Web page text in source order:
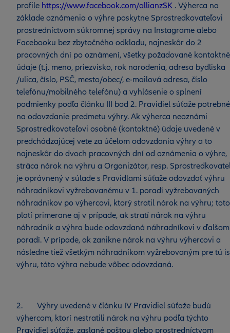
profile https://www.facebook.com/allianzSK . Výherca na
základe oznámenia o výhre poskytne Sprostredkovateľovi
prostredníctvom súkromnej správy na Instagrame alebo
Facebooku bez zbytočného odkladu, najneskôr do 2
pracovných dní po oznámení, všetky požadované kontaktné
údaje (t.j. meno, priezvisko, rok narodenia, adresa bydliska
/ulica, číslo, PSČ, mesto/obec/, e-mailová adresa, číslo
telefónu/mobilného telefónu) a vyhlásenie o splnení
podmienky podľa článku III bod 2. Pravidiel súťaže potrebné
na odovzdanie predmetu výhry. Ak výherca neoznámi
Sprostredkovateľovi osobné (kontaktné) údaje uvedené v
predchádzajúcej vete za účelom odovzdania výhry a to
najneskôr do dvoch pracovných dní od oznámenia o výhre,
stráca nárok na výhru a Organizátor, resp.
je oprávnený v súlade s Pravidlami súťaže odovzdať výhru
náhradníkovi vyžrebovanému v 1. poradí vyžrebovaných
náhradníkov po výhercovi, ktorý stratil nárok na výhru; toto
platí primerane aj v prípade, ak stratí nárok na výhru
náhradník a výhra bude odovzdaná náhradníkovi v ďalšom
poradí. V prípade, ak zanikne nárok na výhru výhercovi a
následne tiež všetkým náhradníkom vyžrebovaným pre tú
výhru, táto výhra nebude vôbec odovzdaná.
2. Výhry uvedené v článku IV Pravidiel súťaže budú
výhercom, ktorí nestratili nárok na výhru podľa týchto
Pravidiel súťaže, zaslané poštou alebo prostredníctvom